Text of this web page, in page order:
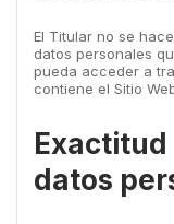
El Titular no se
datos personales
pueda acceder a
contiene el Sitio
datos